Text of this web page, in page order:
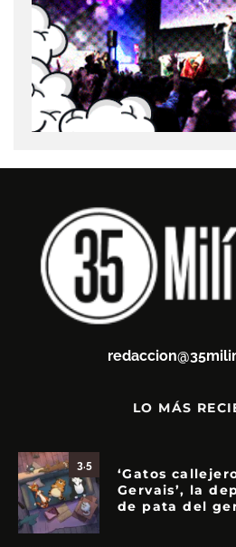
LO MÁS
3.5
‘Gatos
Gervais’, la
de pata del